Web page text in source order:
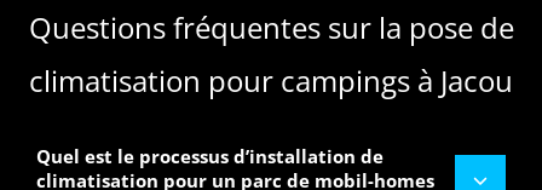
Questions fréquentes sur la pose de
climatisation pour campings à Jacou
Quel est le processus d’installation de
climatisation pour un parc de mobil-homes